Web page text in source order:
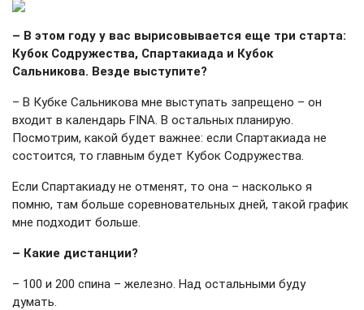
– В этом году у вас вырисовывается еще три старта:
Кубок Содружества, Спартакиада и Кубок
Сальникова. Везде выступите?
– В Кубке Сальникова мне выступать запрещено – он
входит в календарь FINA. В остальных планирую.
Посмотрим, какой будет важнее: если Спартакиада не
состоится, то главным будет Кубок Содружества.
Если Спартакиаду не отменят, то она – насколько я
помню, там больше соревновательных дней, такой график
мне подходит больше.
– Какие дистанции?
– 100 и 200 спина – железно. Над остальными буду
думать.